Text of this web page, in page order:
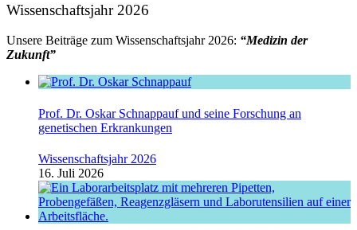
Wissenschaftsjahr 2026
Unsere Beiträge zum Wissenschaftsjahr 2026: “Medizin der
Zukunft”
Prof. Dr. Oskar Schnappauf und seine Forschung an
genetischen Erkrankungen
Wissenschaftsjahr 2026
16. Juli 2026